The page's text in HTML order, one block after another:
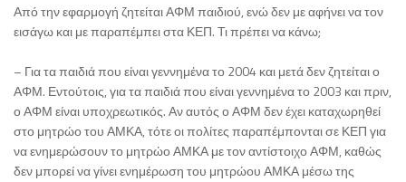
Από την εφαρμογή ζητείται ΑΦΜ παιδιού, ενώ δεν με αφήνει να τον
εισάγω και με παραπέμπει στα ΚΕΠ. Τι πρέπει να κάνω;
– Για τα παιδιά που είναι γεννημένα το 2004 και μετά δεν ζητείται ο
ΑΦΜ. Εντούτοις, για τα παιδιά που είναι γεννημένα το 2003 και πριν,
ο ΑΦΜ είναι υποχρεωτικός. Αν αυτός ο ΑΦΜ δεν έχει καταχωρηθεί
στο μητρώο του ΑΜΚΑ, τότε οι πολίτες παραπέμπονται σε ΚΕΠ για
να ενημερώσουν το μητρώο ΑΜΚΑ με τον αντίστοιχο ΑΦΜ, καθώς
δεν μπορεί να γίνει ενημέρωση του μητρώου ΑΜΚΑ μέσω της